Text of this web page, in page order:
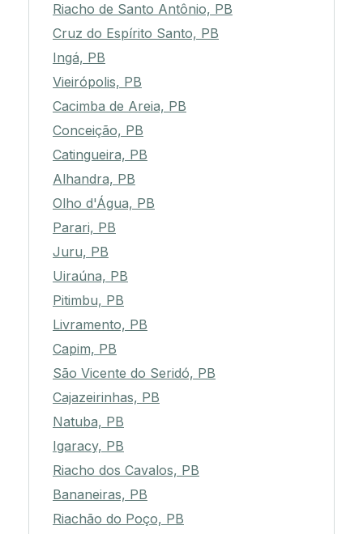
Riacho de Santo Antônio, PB
Cruz do Espírito Santo, PB
Ingá, PB
Vieirópolis, PB
Cacimba de Areia, PB
Conceição, PB
Catingueira, PB
Alhandra, PB
Olho d'Água, PB
Parari, PB
Juru, PB
Uiraúna, PB
Pitimbu, PB
Livramento, PB
Capim, PB
São Vicente do Seridó, PB
Cajazeirinhas, PB
Natuba, PB
Igaracy, PB
Riacho dos Cavalos, PB
Bananeiras, PB
Riachão do Poço, PB